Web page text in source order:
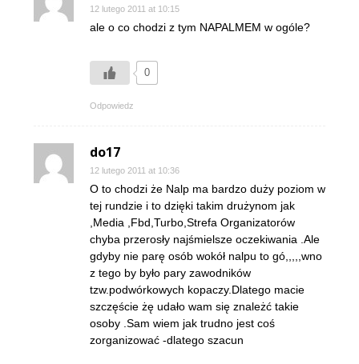
12 lutego 2011 at 10:15
ale o co chodzi z tym NAPALMEM w ogóle?
0
Odpowiedz
do17
12 lutego 2011 at 10:36
O to chodzi że Nalp ma bardzo duży poziom w
tej rundzie i to dzięki takim drużynom jak
,Media ,Fbd,Turbo,Strefa Organizatorów
chyba przerosły najśmielsze oczekiwania .Ale
gdyby nie parę osób wokół nalpu to gó,,,,,wno
z tego by było pary zawodników
tzw.podwórkowych kopaczy.Dlatego macie
szczęście żę udało wam się znależć takie
osoby .Sam wiem jak trudno jest coś
zorganizować -dlatego szacun